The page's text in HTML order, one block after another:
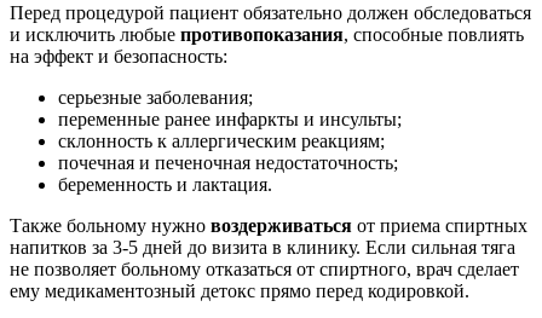
Перед процедурой пациент обязательно должен обследоваться
и исключить любые противопоказания, способные повлиять
на эффект и безопасность:
серьезные заболевания;
переменные ранее инфаркты и инсульты;
склонность к аллергическим реакциям;
почечная и печеночная недостаточность;
беременность и лактация.
Также больному нужно воздерживаться от приема спиртных
напитков за 3-5 дней до визита в клинику. Если сильная тяга
не позволяет больному отказаться от спиртного, врач сделает
ему медикаментозный детокс прямо перед кодировкой.